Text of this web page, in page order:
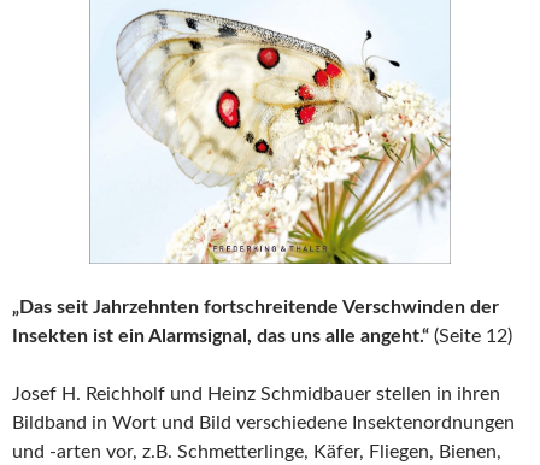
„Das seit Jahrzehnten fortschreitende Verschwinden der
Insekten ist ein Alarmsignal, das uns alle angeht.“ (Seite 12)
Josef H. Reichholf und Heinz Schmidbauer stellen in ihren
Bildband in Wort und Bild verschiedene Insektenordnungen
und -arten vor, z.B. Schmetterlinge, Käfer, Fliegen, Bienen,